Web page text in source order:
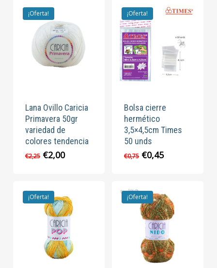
€4,29.
€2,50.€2,00.
¡Oferta!
Lana Ovillo Caricia
Primavera 50gr
variedad de
colores tendencia
€2,25 El
€2,25.
€2,00El
€2,00.
¡Oferta!
Bolsa cierre
hermético
3,5×4,5cm Times
50 unds
€0,75 El
€0,75.
€0,45El
€0,45.
¡Oferta! ¡Oferta!